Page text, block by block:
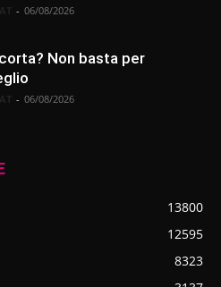
- 06/08/2026
Non basta per
- 06/08/2026
13800
12595
8323